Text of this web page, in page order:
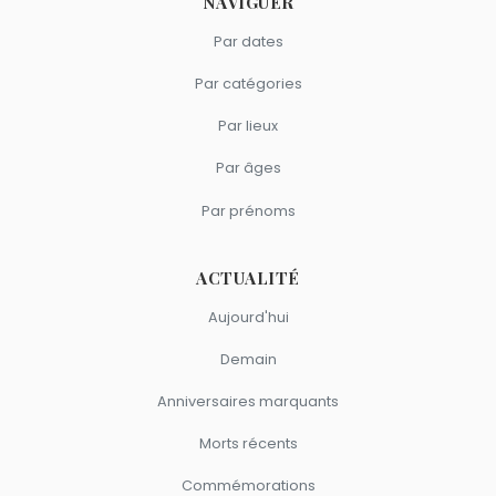
Par dates
Par catégories
Par lieux
Par âges
Par prénoms
ACTUALITÉ
Aujourd'hui
Demain
Anniversaires marquants
Morts récents
Commémorations